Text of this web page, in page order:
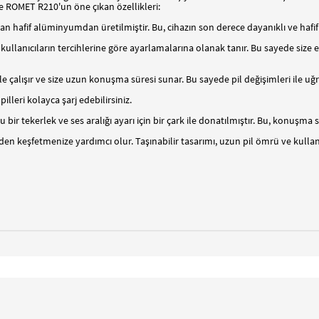
R210'un öne çıkan özellikleri:
hafif alüminyumdan üretilmiştir. Bu, cihazın son derece dayanıklı ve
kullanıcıların tercihlerine göre ayarlamalarına olanak tanır. Bu sayede
ve size uzun konuşma süresi sunar. Bu sayede pil değişimleri ile
kolayca şarj edebilirsiniz.
bir tekerlek ve ses aralığı ayarı için bir çark ile donatılmıştır. Bu,
keşfetmenize yardımcı olur. Taşınabilir tasarımı, uzun pil ömrü ve